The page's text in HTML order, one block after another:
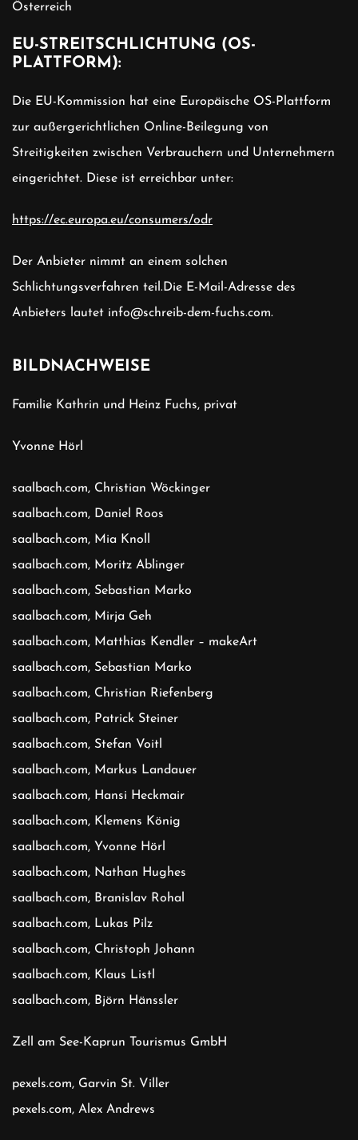
Österreich
EU-STREITSCHLICHTUNG (OS-
PLATTFORM):
Die EU-Kommission hat eine Europäische OS-Plattform
zur außergerichtlichen Online-Beilegung von
Streitigkeiten zwischen Verbrauchern und Unternehmern
eingerichtet. Diese ist erreichbar unter:
https://ec.europa.eu/consumers/odr
Der Anbieter nimmt an einem solchen
Schlichtungsverfahren teil. Die E-Mail-Adresse des
Anbieters lautet info@schreib-dem-fuchs.com.
BILDNACHWEISE
Familie Kathrin und Heinz Fuchs, privat
Yvonne Hörl
saalbach.com, Christian Wöckinger
saalbach.com, Daniel Roos
saalbach.com, Mia Knoll
saalbach.com, Moritz Ablinger
saalbach.com, Sebastian Marko
saalbach.com, Mirja Geh
saalbach.com, Matthias Kendler – makeArt
saalbach.com, Sebastian Marko
saalbach.com, Christian Riefenberg
saalbach.com, Patrick Steiner
saalbach.com, Stefan Voitl
saalbach.com, Markus Landauer
saalbach.com, Hansi Heckmair
saalbach.com, Klemens König
saalbach.com, Yvonne Hörl
saalbach.com, Nathan Hughes
saalbach.com, Branislav Rohal
saalbach.com, Lukas Pilz
saalbach.com, Christoph Johann
saalbach.com, Klaus Listl
saalbach.com, Björn Hänssler
Zell am See-Kaprun Tourismus GmbH
pexels.com, Garvin St. Viller
pexels.com, Alex Andrews